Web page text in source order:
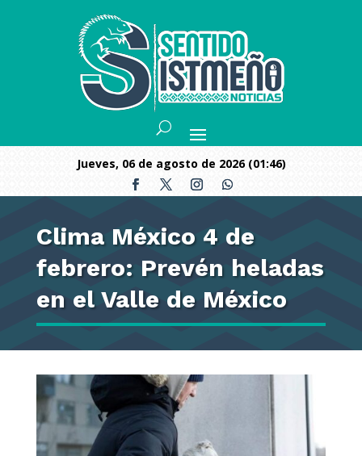
jueves, 06 de agosto de 2026 (01:46)
Clima México 4 de
febrero: Prevén heladas
en el Valle de México